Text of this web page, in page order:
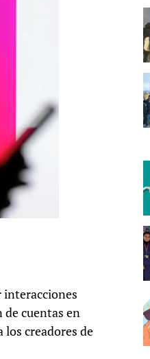
interacciones
cuentas en
creadores de